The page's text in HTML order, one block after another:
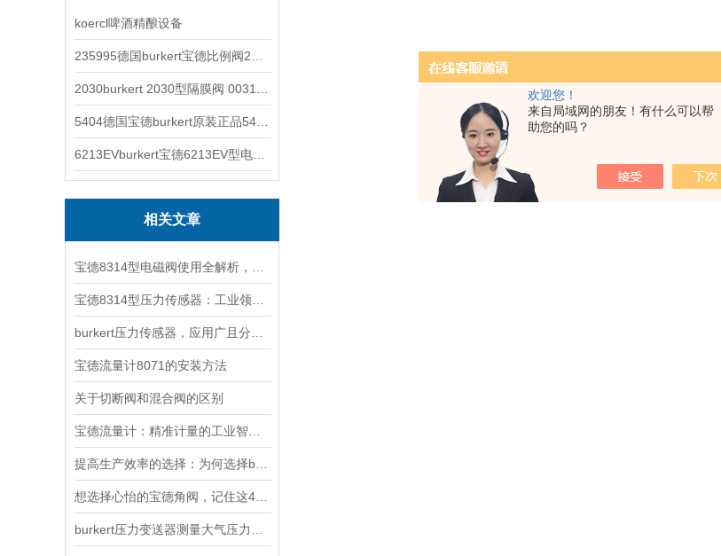
欢迎您！
来自局域网的朋友！有什么可以帮
助您的吗？
koercl啤酒精酿设备
相关文章
宝德流量计8071的安装方法
关于切断阀和混合阀的区别